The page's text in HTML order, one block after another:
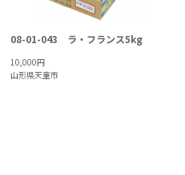
08-01-043 ラ・フランス5kg
10,000円
山形県天童市